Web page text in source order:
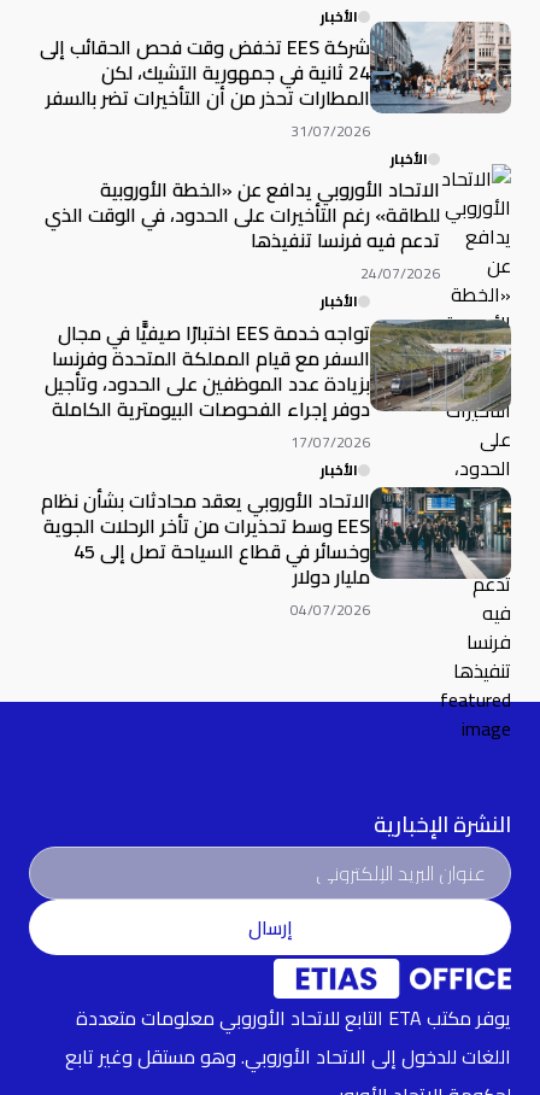
الأخبار
شركة EES تخفض وقت فحص الحقائب إلى
24 ثانية في جمهورية التشيك، لكن
المطارات تحذر من أن التأخيرات تضر بالسفر
31/07/2026
الأخبار
الاتحاد الأوروبي يدافع عن «الخطة الأوروبية
للطاقة» رغم التأخيرات على الحدود، في الوقت الذي
تدعم فيه فرنسا تنفيذها
24/07/2026
الأخبار
تواجه خدمة EES اختبارًا صيفيًّا في مجال
السفر مع قيام المملكة المتحدة وفرنسا
بزيادة عدد الموظفين على الحدود، وتأجيل
دوفر إجراء الفحوصات البيومترية الكاملة
17/07/2026
الأخبار
الاتحاد الأوروبي يعقد محادثات بشأن نظام
EES وسط تحذيرات من تأخر الرحلات الجوية
وخسائر في قطاع السياحة تصل إلى 45
مليار دولار
04/07/2026
النشرة الإخبارية
إرسال
يوفر مكتب ETA التابع للاتحاد الأوروبي معلومات متعددة
اللغات للدخول إلى الاتحاد الأوروبي. وهو مستقل وغير تابع